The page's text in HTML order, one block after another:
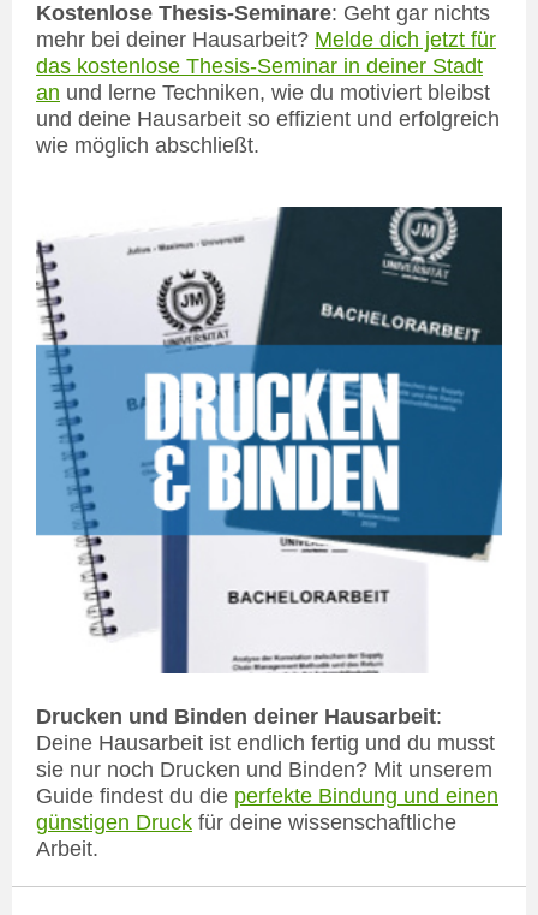
Kostenlose Thesis-Seminare: Geht gar nichts
mehr bei deiner Hausarbeit? Melde dich jetzt für
das kostenlose Thesis-Seminar in deiner Stadt
an und lerne Techniken, wie du motiviert bleibst
und deine Hausarbeit so effizient und erfolgreich
wie möglich abschließt.
Drucken und Binden deiner Hausarbeit:
Deine Hausarbeit ist endlich fertig und du musst
sie nur noch Drucken und Binden? Mit unserem
Guide findest du die perfekte Bindung und einen
günstigen Druck für deine wissenschaftliche
Arbeit.